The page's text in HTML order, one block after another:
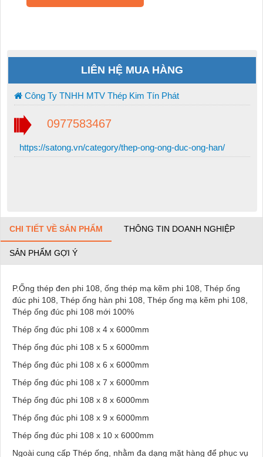
LIÊN HỆ MUA HÀNG
Công Ty TNHH MTV Thép Kim Tín Phát
0977583467
https://satong.vn/category/thep-ong-ong-duc-ong-han/
CHI TIẾT VỀ SẢN PHẨM THÔNG TIN DOANH NGHIỆP
SẢN PHẨM GỢI Ý
P.Ống thép đen phi 108, ống thép mạ kẽm phi 108, Thép ống
đúc phi 108, Thép ống hàn phi 108, Thép ống mạ kẽm phi 108,
Thép ống đúc phi 108 mới 100%
Thép ống đúc phi 108 x 4 x 6000mm
Thép ống đúc phi 108 x 5 x 6000mm
Thép ống đúc phi 108 x 6 x 6000mm
Thép ống đúc phi 108 x 7 x 6000mm
Thép ống đúc phi 108 x 8 x 6000mm
Thép ống đúc phi 108 x 9 x 6000mm
Thép ống đúc phi 108 x 10 x 6000mm
Ngoài cung cấp Thép ống, nhằm đa dạng mặt hàng để phục vụ